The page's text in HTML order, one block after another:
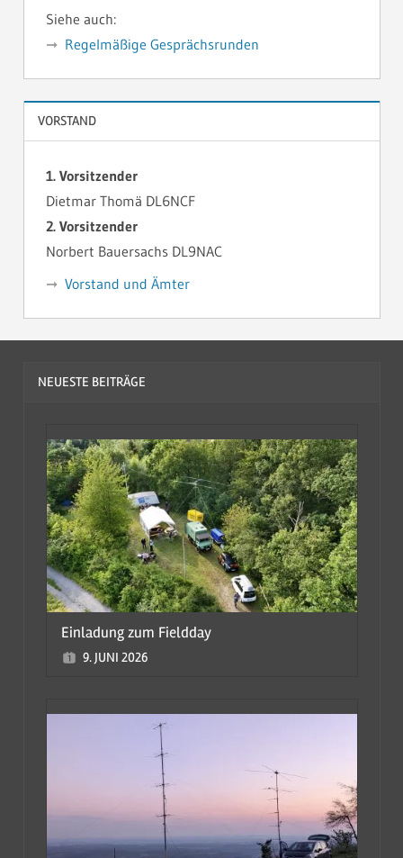
Siehe auch:
Regelmäßige Gesprächsrunden
VORSTAND
1. Vorsitzender
Dietmar Thomä DL6NCF
2. Vorsitzender
Norbert Bauersachs DL9NAC
Vorstand und Ämter
NEUESTE BEITRÄGE
Einladung zum Fieldday
9. JUNI 2026